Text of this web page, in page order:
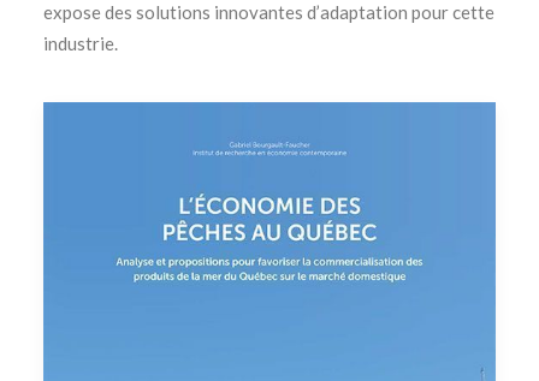
expose des solutions innovantes d’adaptation pour cette
industrie.